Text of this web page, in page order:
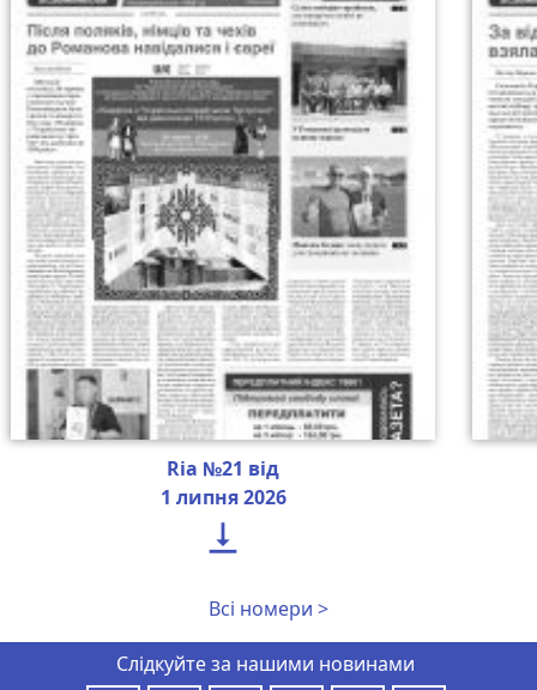
Ria №21 від
1 липня 2026

Всі номери >
Слідкуйте за нашими новинами